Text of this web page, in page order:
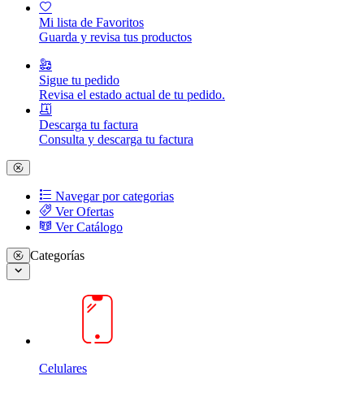
Mi lista de Favoritos
Guarda y revisa tus productos
Sigue tu pedido
Revisa el estado actual de tu pedido.
Descarga tu factura
Consulta y descarga tu factura
Navegar por categorias
Ver Ofertas
Ver Catálogo
Categorías
Celulares